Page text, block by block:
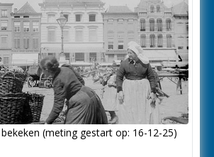
(meting gestart op: 16-12-25)